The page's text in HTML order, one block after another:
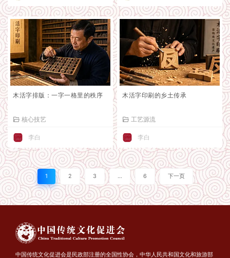
木活字排版：一字一格里的秩序
核心技艺
李白
木活字印刷的乡土传承
工艺源流
李白
1 2 3 … 6 下一页
中国传统文化促进会是民政部注册的全国性协会，中华人民共和国文化和旅游部